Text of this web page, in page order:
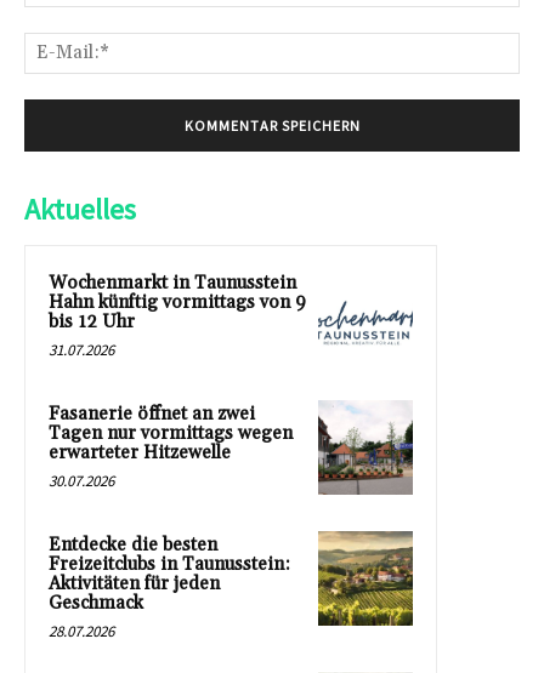
Aktuelles
Wochenmarkt in Taunusstein
Hahn künftig vormittags von 9
bis 12 Uhr
31.07.2026
Fasanerie öffnet an zwei
Tagen nur vormittags wegen
erwarteter Hitzewelle
30.07.2026
Entdecke die besten
Freizeitclubs in Taunusstein:
Aktivitäten für jeden
Geschmack
28.07.2026